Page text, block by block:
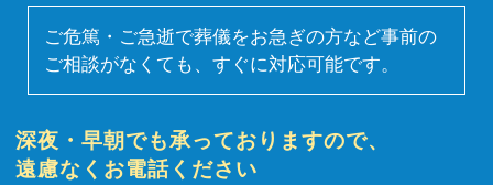
ご危篤・ご急逝で葬儀をお急ぎの方など事前の
ご相談がなくても、すぐに対応可能です。
深夜・早朝でも承っておりますので、
遠慮なくお電話ください